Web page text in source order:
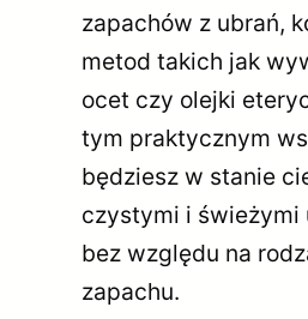
zapachów z ubrań,
metod takich jak
ocet czy olejki
tym praktycznym
będziesz w stanie
czystymi i świeżymi
bez względu na
zapachu.